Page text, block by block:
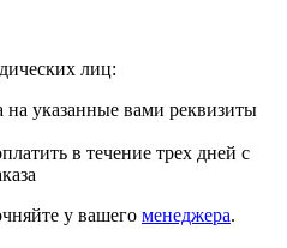
лиц:
указанные вами реквизиты
в течение трех дней с
у вашего менеджера.